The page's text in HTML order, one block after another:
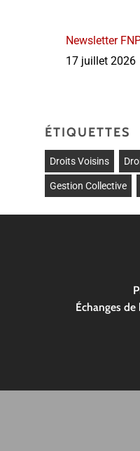
Newsletter
17 juillet 2026
ÉTIQUETTES
Droits Voisins
Gestion Collective
Échanges